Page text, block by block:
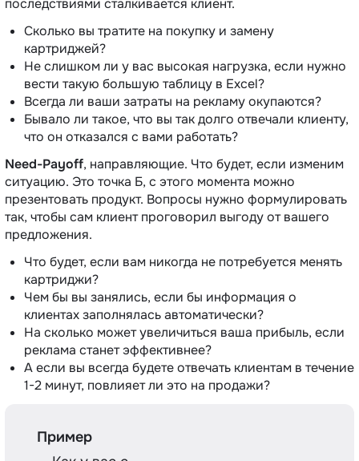
последствиями сталкивается клиент.
Сколько вы тратите на покупку и замену
картриджей?
Не слишком ли у вас высокая нагрузка, если нужно
вести такую большую таблицу в Excel?
Всегда ли ваши затраты на рекламу окупаются?
Бывало ли такое, что вы так долго отвечали клиенту,
что он отказался с вами работать?
Need-Payoff, направляющие. Что будет, если изменим
ситуацию. Это точка Б, с этого момента можно
презентовать продукт. Вопросы нужно формулировать
так, чтобы сам клиент проговорил выгоду от вашего
предложения.
Что будет, если вам никогда не потребуется менять
картриджи?
Чем бы вы занялись, если бы информация о
клиентах заполнялась автоматически?
На сколько может увеличиться ваша прибыль, если
реклама станет эффективнее?
А если вы всегда будете отвечать клиентам в течение
1-2 минут, повлияет ли это на продажи?
Пример